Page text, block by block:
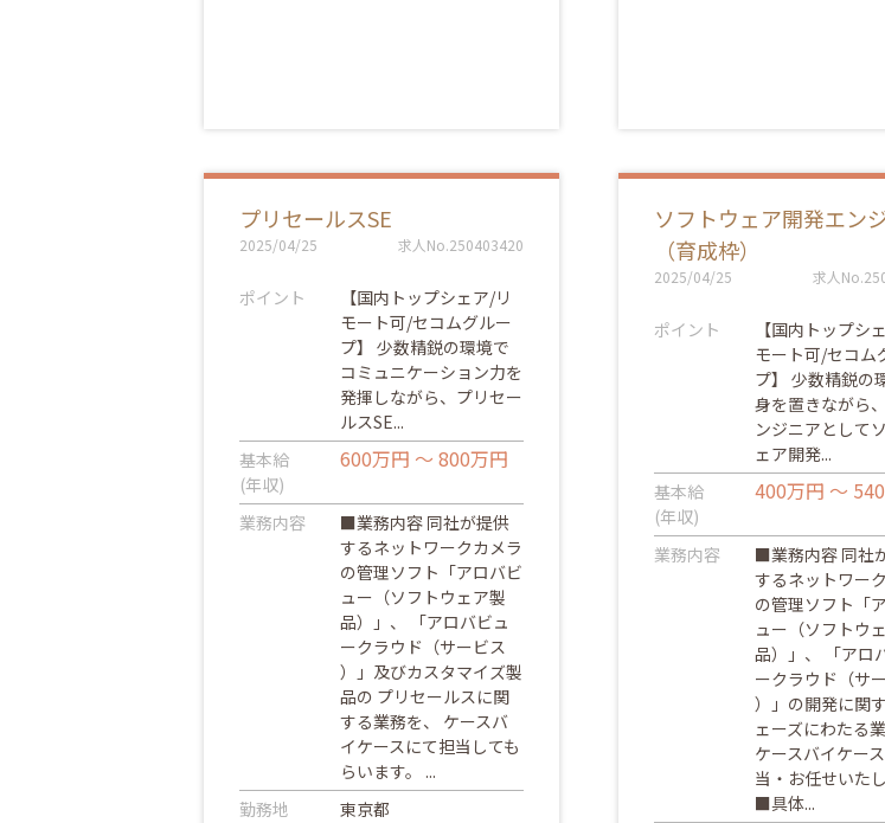
プリセールスSE
2025/04/25 求人No.250403420
ポイント
【国内トップシェア/リ
モート可/セコムグルー
プ】 少数精鋭の環境で
コミュニケーション力を
発揮しながら、プリセー
ルスSE...
基本給
(年収)
600万円 ～ 800万円
業務内容
■業務内容 同社が提供
するネットワークカメラ
の管理ソフト「アロバビ
ュー（ソフトウェア製
品）」、 「アロバビュ
ークラウド（サービス
）」及びカスタマイズ製
品の プリセールスに関
する業務を、 ケースバ
イケースにて担当しても
らいます。 ...
勤務地
東京都
ソフトウェア開発エン
（育成枠）
2025/04/25 求人
ポイント
【国内トップシ
モート可/セコム
プ】 少数精鋭の
身を置きながら
ンジニアとして
ェア開発...
基本給
(年収)
400万円 ～
業務内容
■業務内容 同社
するネットワー
の管理ソフト「
ュー（ソフトウ
品）」、 「アロ
ークラウド（サ
）」の開発に関
ェーズにわたる業
ケースバイケー
当・お任せいたし
■具体...